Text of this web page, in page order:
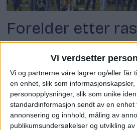
Vi verdsetter
Vi og partnerne våre lagrer og/eller får
en enhet, slik som
personopplysninger, slik som unike
standardinformasjon sendt av en
annonsering og innhold, måling av
publikumsundersøkelser og utvikling av
Forelder etter
Norway Cup: –
ikke bare med
det står
likeverd»